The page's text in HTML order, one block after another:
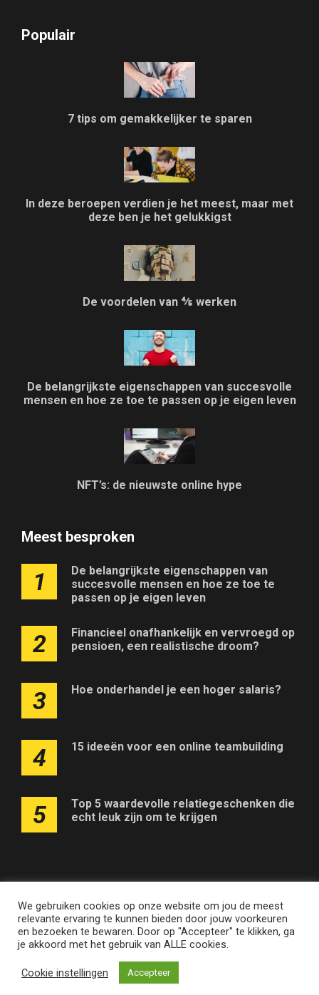
Populair
7 tips om gemakkelijker te sparen
In deze beroepen verdien je het meest, maar met
deze ben je het gelukkigst
De voordelen van ⅘ werken
De belangrijkste eigenschappen van succesvolle
mensen en hoe ze toe te passen op je eigen leven
NFT’s: de nieuwste online hype
Meest besproken
1
De belangrijkste eigenschappen van
succesvolle mensen en hoe ze toe te
passen op je eigen leven
2
Financieel onafhankelijk en vervroegd op
pensioen, een realistische droom?
3 Hoe onderhandel je een hoger salaris?
4 15 ideeën voor een online teambuilding
5
Top 5 waardevolle relatiegeschenken die
echt leuk zijn om te krijgen
Adverteren op deze website Contact
Disclaimer
Nieuwsbrief
Privacy
Internet Ventures
. Website beheerd door
We gebruiken cookies op onze website om jou de meest
relevante ervaring te kunnen bieden door jouw voorkeuren
en bezoeken te bewaren. Door op "Accepteer" te klikken, ga
je akkoord met het gebruik van ALLE cookies.
Cookie instellingen Accepteer